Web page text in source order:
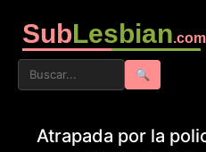
SubLesbian.com
🔍
Atrapada por la